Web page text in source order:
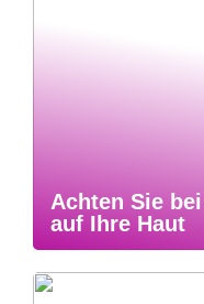
Achten Sie
auf Ihre Haut